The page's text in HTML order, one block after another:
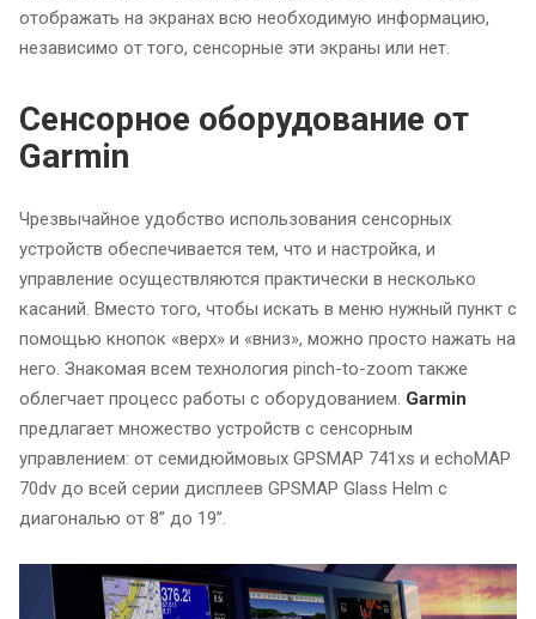
отображать на экранах всю необходимую информацию,
независимо от того, сенсорные эти экраны или нет.
Сенсорное оборудование от
Garmin
Чрезвычайное удобство использования сенсорных
устройств обеспечивается тем, что и настройка, и
управление осуществляются практически в несколько
касаний. Вместо того, чтобы искать в меню нужный пункт с
помощью кнопок «верх» и «вниз», можно просто нажать на
него. Знакомая всем технология pinch-to-zoom также
облегчает процесс работы с оборудованием. Garmin
предлагает множество устройств с сенсорным
управлением: от семидюймовых GPSMAP 741xs и echoMAP
70dv до всей серии дисплеев GPSMAP Glass Helm с
диагональю от 8” до 19”.